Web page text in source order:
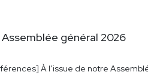
REPAS PARTENAIRES 2026
[Clic party] Le Club Lyonnais de l'Immobilier et de la